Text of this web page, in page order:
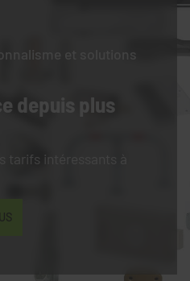
et solutions
depuis plus
tarifs intéressants à